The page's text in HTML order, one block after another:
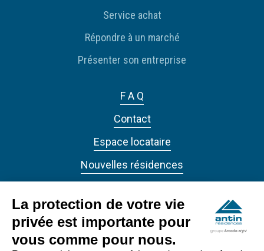
Service achat
Répondre à un marché
Présenter son entreprise
F A Q
Contact
Espace locataire
Nouvelles résidences
La protection de votre vie
privée est importante pour
vous comme pour nous.